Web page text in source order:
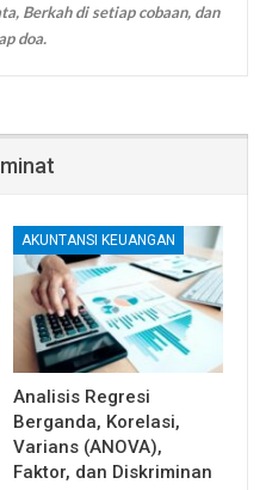
Berkah di setiap cobaan, dan
doa.
AKUNTANSI KEUANGAN
Analisis Regresi
Berganda, Korelasi,
Varians (ANOVA),
Faktor, dan Diskriminan